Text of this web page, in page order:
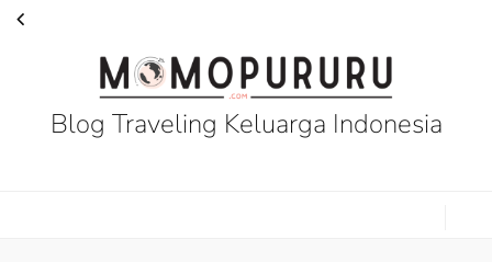
Blog Traveling Keluarga Indonesia